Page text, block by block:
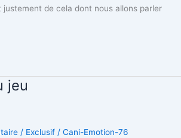
justement de cela dont nous allons parler
jeu
/ Exclusif / Cani-Emotion-76